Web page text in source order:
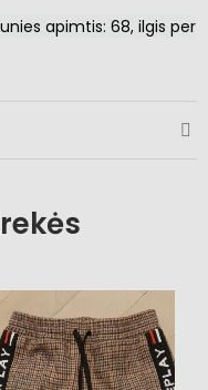
apimtis: 68, ilgis per